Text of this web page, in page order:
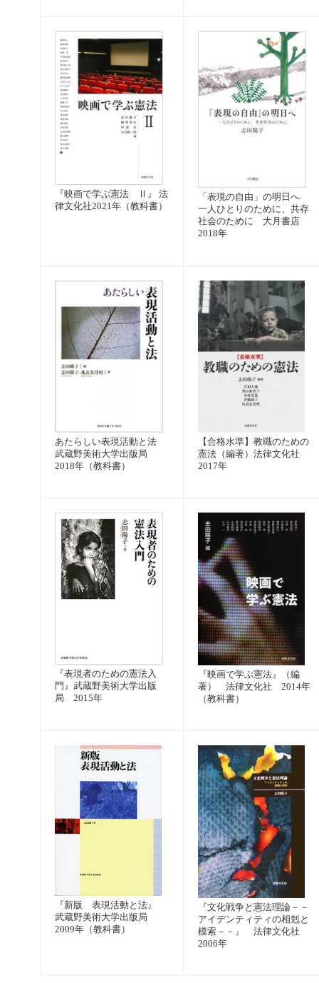
『映画で学ぶ憲法 Ⅱ』 法
律文化社2021年（教科書）
「表現の自由」の明日へ
一人ひとりのために、共存
社会のために 大月書店
2018年
あたらしい表現活動と法
武蔵野美術大学出版局
2018年（教科書）
【合格水準】教職のための
憲法（編著）法律文化社
2017年
『表現者のための憲法入
門』武蔵野美術大学出版
局 2015年
『映画で学ぶ憲法』（編
著） 法律文化社 2014年
（教科書）
『新版 表現活動と法』
武蔵野美術大学出版局
2009年（教科書）
『文化戦争と憲法理論－－
アイデンティティの相剋と
模索－－』 法律文化社
2006年